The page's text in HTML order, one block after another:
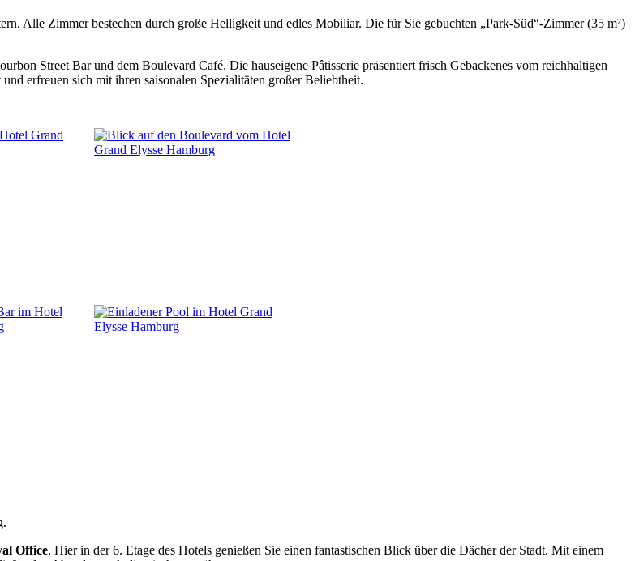
Alle Zimmer bestechen durch große Helligkeit und edles Mobiliar. Die für Sie gebuchten „Park-Süd“-Zimmer (35 m²)
Street Bar und dem Boulevard Café. Die hauseigene Pâtisserie präsentiert frisch Gebackenes vom reichhaltigen
erfreuen sich mit ihren saisonalen Spezialitäten großer Beliebtheit.
Office. Hier in der 6. Etage des Hotels genießen Sie einen fantastischen Blick über die Dächer der Stadt. Mit einem